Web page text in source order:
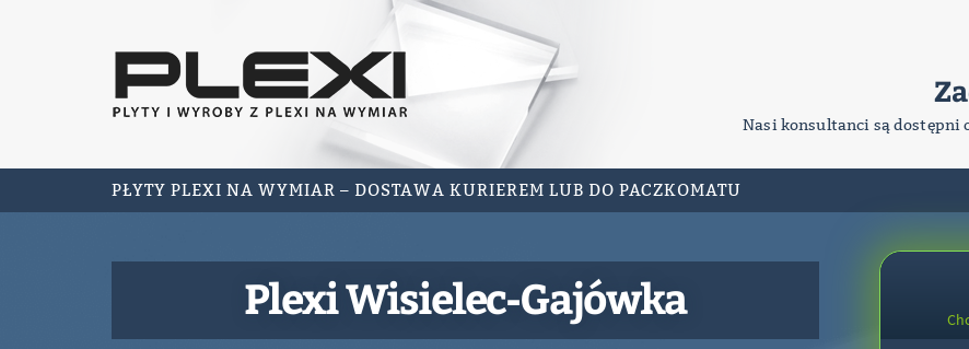
Nasi konsultanci są dostępni
PŁYTY PLEXI NA WYMIAR – DOSTAWA KURIEREM LUB DO PACZKOMATU
Plexi Wisielec-Gajówka